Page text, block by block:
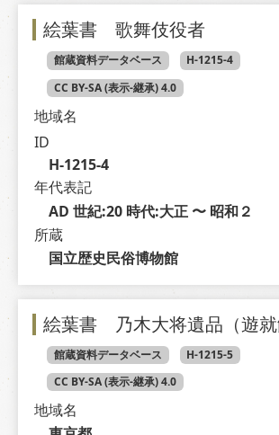
絵葉書 歌舞伎役者
館蔵資料データベース
H-1215-4
CC BY-SA (表示-継承) 4.0
地域名
ID
H-1215-4
年代表記
AD 世紀:20 時代:大正 〜 昭和２
所蔵
国立歴史民俗博物館
絵葉書 乃木大将遺品（遊就
館蔵資料データベース
H-1215-5
CC BY-SA (表示-継承) 4.0
地域名